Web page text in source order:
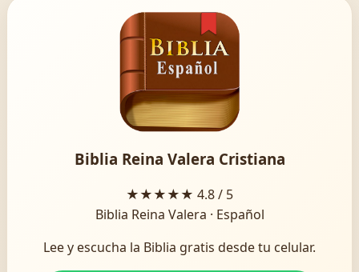
Biblia Reina Valera Cristiana
★★★★★ 4.8 / 5
Biblia Reina Valera · Español
Lee y escucha la Biblia gratis desde tu celular.